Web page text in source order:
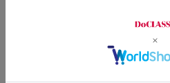
※【3】撥水・遮熱：一般財団法人カケンテ